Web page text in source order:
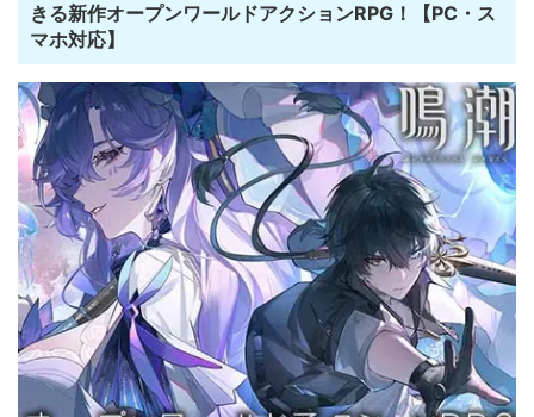
きる新作オープンワールドアクションRPG！【PC・ス
マホ対応】